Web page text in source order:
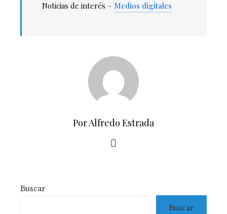
Noticias de interés – Medios digitales
Por Alfredo Estrada
Buscar
Buscar